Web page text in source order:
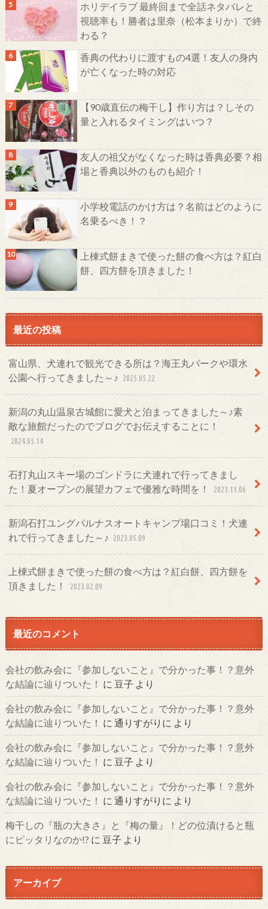
ホリデイラブ 最終回まで全話ネタバレと
視聴率も！勝者は里奈（松本まりか）で終
わる？
香典の代わりに渡すもの4選！友人の身内
が亡くなった時の対応
【90歳直伝の梅干し】作り方は？しその
量と入れるタイミングはいつ？
友人の祖父がなくなった時は香典必要？相
場と香典以外のものも紹介！
小学校電話のかけ方は？名前はどのように
名乗るべき！？
上棟式餅まきで使った餅の食べ方は？紅白
餅、四方餅を頂きました！
最近の投稿
富山県、犬連れで観光できる所は？海王丸パークや環水
公園へ行ってきました～♪ 2025.05.22
新潟の丸山温泉古城館に愛犬と泊まってきました～♪素
敵な旅館だったのでブログでお伝えすることに！
2024.05.14
石打丸山スキー場のゴンドラに犬連れで行ってきまし
た！夏オープンの展望カフェで優雅な時間を！
2023.11.06
新潟石打ユングパルナスオートキャンプ場口コミ！犬連
れで行ってきました～♪ 2023.05.09
上棟式餅まきで使った餅の食べ方は？紅白餅、四方餅を
頂きました！
2023.02.09
最近のコメント
会社の飲み会に『参加しないこと』で分かった事！？意外
な結論に辿りついた！ に 豆子 より
会社の飲み会に『参加しないこと』で分かった事！？意外
な結論に辿りついた！ に 通りすがりに より
会社の飲み会に『参加しないこと』で分かった事！？意外
な結論に辿りついた！ に 豆子 より
会社の飲み会に『参加しないこと』で分かった事！？意外
な結論に辿りついた！ に 通りすがりに より
梅干しの『瓶の大きさ』と『梅の量』！どの位漬けると瓶
にピッタリなのか!? に 豆子 より
アーカイブ